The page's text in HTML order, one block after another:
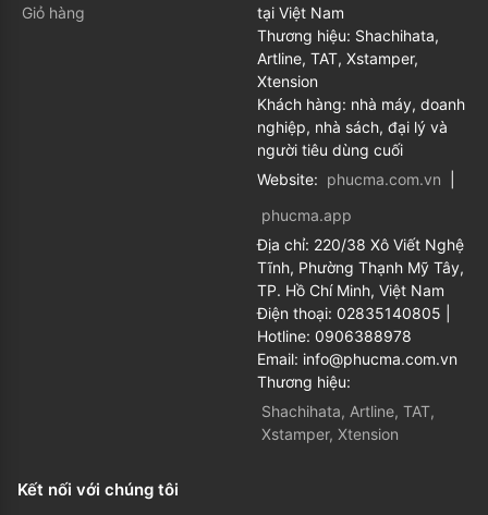
Giỏ hàng
tại Việt Nam
Thương hiệu: Shachihata,
Artline, TAT, Xstamper,
Xtension
Khách hàng: nhà máy, doanh
nghiệp, nhà sách, đại lý và
người tiêu dùng cuối
Website: phucma.com.vn
phucma.app
Địa chỉ: 220/38 Xô Viết Nghệ
Tĩnh, Phường Thạnh Mỹ Tây,
TP. Hồ Chí Minh, Việt Nam
Điện thoại: 02835140805
Hotline: 0906388978
Email: info@phucma.com.vn
Thương hiệu:
Shachihata, Artline, TAT,
Xstamper, Xtension
Kết nối với chúng tôi